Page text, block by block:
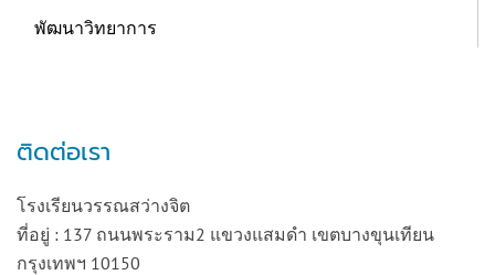
พัฒนาวิทยาการ
ติดต่อเรา
โรงเรียนวรรณสว่างจิต
ที่อยู่ : 137 ถนนพระราม2 แขวงแสมดำ เขตบางขุนเทียน
กรุงเทพฯ 10150